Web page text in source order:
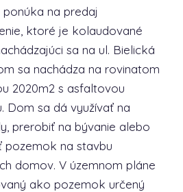
ponúka na predaj
ktoré je kolaudované
sa na ul. Bielická
sa nachádza na rovinatom
2020m2 s asfaltovou
Dom sa dá využívať na
prerobiť na bývanie alebo
pozemok na stavbu
domov. V územnom pláne
ako pozemok určený